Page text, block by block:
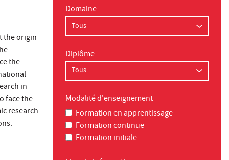
the origin
the
in
face the
research
Domaine
Diplôme
Modalité d'enseignement
Formation en apprentissage
Formation continue
Formation initiale